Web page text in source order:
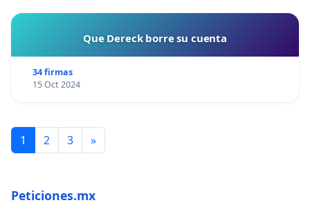
Que Dereck borre su cuenta
34 firmas
15 Oct 2024
1 2 3 »
Peticiones.mx